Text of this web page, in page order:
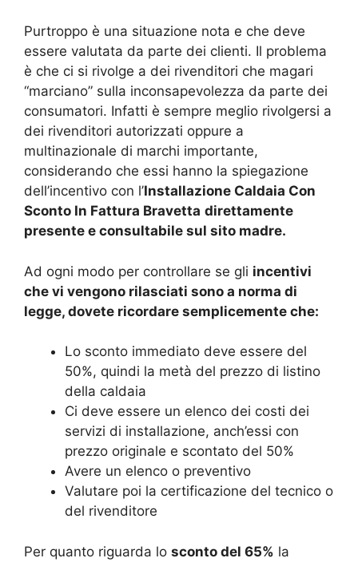
Purtroppo è una situazione nota e che deve
essere valutata da parte dei clienti. Il problema
è che ci si rivolge a dei rivenditori che magari
“marciano” sulla inconsapevolezza da parte dei
consumatori. Infatti è sempre meglio rivolgersi a
dei rivenditori autorizzati oppure a
multinazionale di marchi importante,
considerando che essi hanno la spiegazione
dell’incentivo con l’Installazione Caldaia Con
Sconto In Fattura Bravetta direttamente
presente e consultabile sul sito madre.
Ad ogni modo per controllare se gli incentivi
che vi vengono rilasciati sono a norma di
legge, dovete ricordare semplicemente che:
Lo sconto immediato deve essere del
50%, quindi la metà del prezzo di listino
della caldaia
Ci deve essere un elenco dei costi dei
servizi di installazione, anch’essi con
prezzo originale e scontato del 50%
Avere un elenco o preventivo
Valutare poi la certificazione del tecnico o
del rivenditore
Per quanto riguarda lo sconto del 65% la